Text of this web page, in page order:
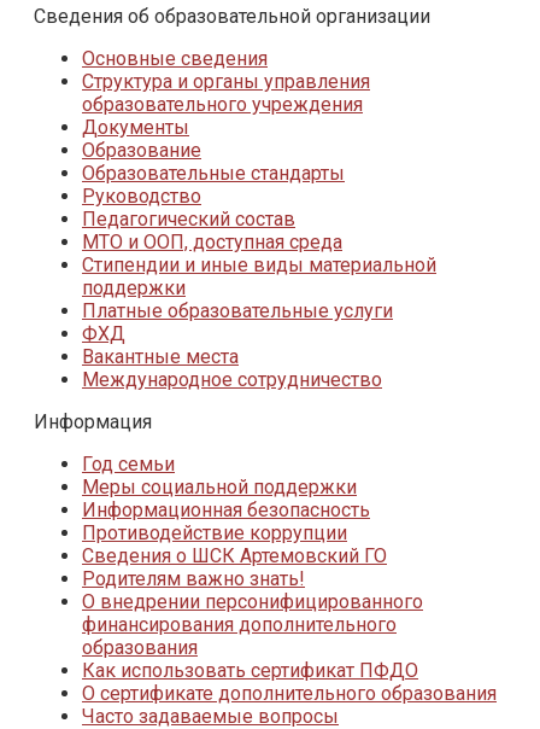
Сведения об образовательной организации
Основные сведения
Структура и органы управления
образовательного учреждения
Документы
Образование
Образовательные стандарты
Руководство
Педагогический состав
МТО и ООП, доступная среда
Стипендии и иные виды материальной
поддержки
Платные образовательные услуги
ФХД
Вакантные места
Международное сотрудничество
Информация
Год семьи
Меры социальной поддержки
Информационная безопасность
Противодействие коррупции
Сведения о ШСК Артемовский ГО
Родителям важно знать!
О внедрении персонифицированного
финансирования дополнительного
образования
Как использовать сертификат ПФДО
О сертификате дополнительного образования
Часто задаваемые вопросы